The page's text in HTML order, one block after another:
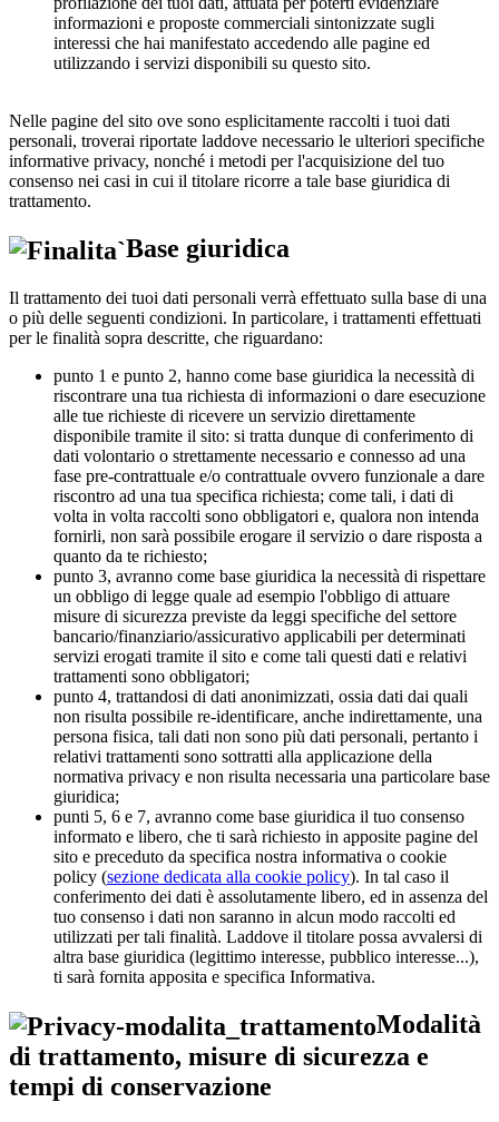
informazioni e proposte commerciali sintonizzate sugli
interessi che hai manifestato accedendo alle pagine ed
utilizzando i servizi disponibili su questo sito.
Nelle pagine del sito ove sono esplicitamente raccolti i tuoi dati
personali, troverai riportate laddove necessario le ulteriori specifiche
informative privacy, nonché i metodi per l'acquisizione del tuo
consenso nei casi in cui il titolare ricorre a tale base giuridica di
trattamento.
Base giuridica
Il trattamento dei tuoi dati personali verrà effettuato sulla base di una
o più delle seguenti condizioni. In particolare, i trattamenti effettuati
per le finalità sopra descritte, che riguardano:
punto 1 e punto 2, hanno come base giuridica la necessità di
riscontrare una tua richiesta di informazioni o dare esecuzione
alle tue richieste di ricevere un servizio direttamente
disponibile tramite il sito: si tratta dunque di conferimento di
dati volontario o strettamente necessario e connesso ad una
fase pre-contrattuale e/o contrattuale ovvero funzionale a dare
riscontro ad una tua specifica richiesta; come tali, i dati di
volta in volta raccolti sono obbligatori e, qualora non intenda
fornirli, non sarà possibile erogare il servizio o dare risposta a
quanto da te richiesto;
punto 3, avranno come base giuridica la necessità di rispettare
un obbligo di legge quale ad esempio l'obbligo di attuare
misure di sicurezza previste da leggi specifiche del settore
bancario/finanziario/assicurativo applicabili per determinati
servizi erogati tramite il sito e come tali questi dati e relativi
trattamenti sono obbligatori;
punto 4, trattandosi di dati anonimizzati, ossia dati dai quali
non risulta possibile re-identificare, anche indirettamente, una
persona fisica, tali dati non sono più dati personali, pertanto i
relativi trattamenti sono sottratti alla applicazione della
normativa privacy e non risulta necessaria una particolare base
giuridica;
punti 5, 6 e 7, avranno come base giuridica il tuo consenso
informato e libero, che ti sarà richiesto in apposite pagine del
sito e preceduto da specifica nostra informativa o cookie
policy (sezione dedicata alla cookie policy). In tal caso il
conferimento dei dati è assolutamente libero, ed in assenza del
tuo consenso i dati non saranno in alcun modo raccolti ed
utilizzati per tali finalità. Laddove il titolare possa avvalersi di
altra base giuridica (legittimo interesse, pubblico interesse...),
ti sarà fornita apposita e specifica Informativa.
Modalità
di trattamento, misure di sicurezza e
tempi di conservazione